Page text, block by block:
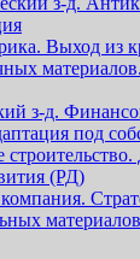
Выход из
з-д.
под
(РД)